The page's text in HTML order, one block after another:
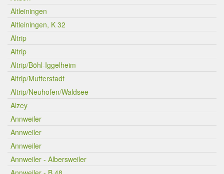
Altleiningen
Altleiningen, K 32
Altrip
Altrip
Altrip/Böhl-Iggelheim
Altrip/Mutterstadt
Altrip/Neuhofen/Waldsee
Alzey
Annweiler
Annweiler
Annweiler
Annweiler - Albersweiler